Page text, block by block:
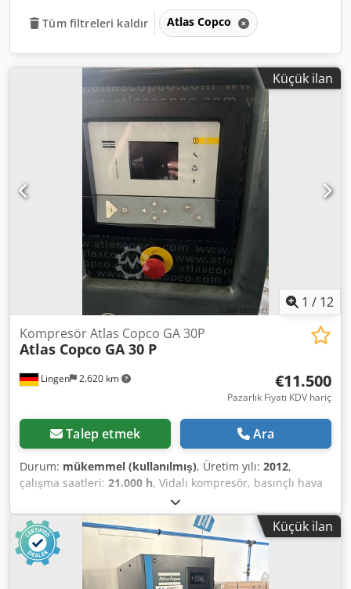
Tüm filtreleri kaldır Atlas Copco
Küçük ilan
1 / 12
Lingen 2.620 km
Kompresör Atlas Copco GA 30P
Atlas Copco GA 30 P
€11.500
Pazarlık Fiyatı KDV hariç
Talep etmek Ara
Durum: mükemmel (kullanılmış), Üretim yılı: 2012,
çalışma saatleri: 21.000 h, Vidalı kompresör, basınçlı hava
tankı, kurutucu, yağ ayırıcı, Mühlheim an der Ruhr
lokasyonu Dwsdswr Nnbopfx Akaoa
Küçük ilan